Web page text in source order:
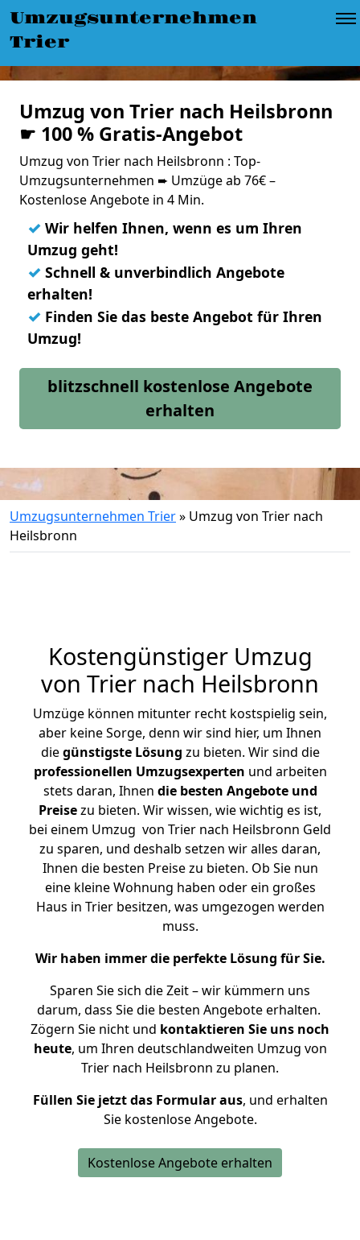
Umzugsunternehmen
Trier
Umzug von Trier nach Heilsbronn
☛ 100 % Gratis-Angebot
Umzug von Trier nach Heilsbronn : Top-
Umzugsunternehmen ➨ Umzüge ab 76€ –
Kostenlose Angebote in 4 Min.
✓ Wir helfen Ihnen, wenn es um Ihren
Umzug geht!
✓ Schnell & unverbindlich Angebote
erhalten!
✓ Finden Sie das beste Angebot für Ihren
Umzug!
blitzschnell kostenlose Angebote
erhalten
Umzugsunternehmen Trier» Umzug von Trier nach
Heilsbronn
Kostengünstiger Umzug
von Trier nach Heilsbronn
Umzüge können mitunter recht kostspielig sein,
aber keine Sorge, denn wir sind hier, um Ihnen
diegünstigste Lösung zu bieten. Wir sind die
professionellen Umzugsexperten und arbeiten
stets daran, Ihnen die besten Angebote und
Preisezu bieten. Wir wissen, wie wichtig es ist,
bei einem Umzug von Trier nach Heilsbronn Geld
zu sparen, und deshalb setzen wir alles daran,
Ihnen die besten Preise zu bieten. Ob Sie nun
eine kleine Wohnung haben oder ein großes
Haus in Trier besitzen, was umgezogen werden
muss.
Wir haben immer die perfekte Lösung für Sie.
Sparen Sie sich die Zeit – wir kümmern uns
darum, dass Sie die besten Angebote erhalten.
Zögern Sie nicht und kontaktieren Sie uns noch
heute, um Ihren deutschlandweiten Umzug von
Trier nach Heilsbronn zu planen.
Füllen Sie jetzt das Formular aus, und erhalten
Sie kostenlose Angebote.
Kostenlose Angebote erhalten